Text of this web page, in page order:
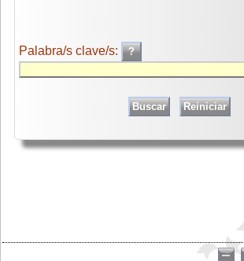
Palabra/s clave/s: